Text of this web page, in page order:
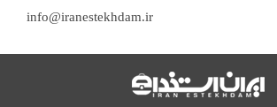
info@iranestekhdam.ir